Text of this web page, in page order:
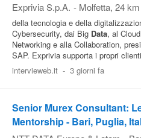
Exprivia S.p.A. - Molfetta, 24
della tecnologia e della
Cybersecurity, dai Big Data, al
Networking e alla Collaboration,
SAP. Exprivia supporta i propri
intervieweb.it - 3 giorni fa
Senior Murex Consultant:
Mentorship - Bari, Puglia,